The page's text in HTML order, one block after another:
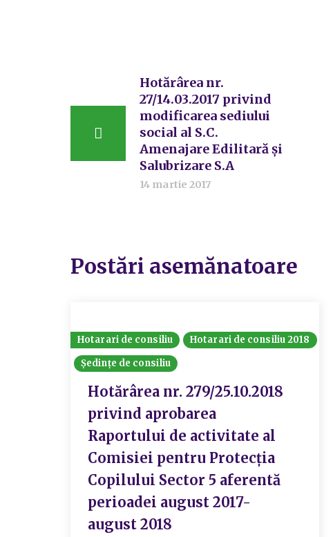
Hotărârea nr.
27/14.03.2017 privind
modificarea sediului
social al S.C.
Amenajare Edilitară și
Salubrizare S.A
14 martie 2017
Postări asemănatoare
Hotarari de consiliu
Hotarari de consiliu 2018
Ședințe de consiliu
Hotărârea nr. 279/25.10.2018
privind aprobarea
Raportului de activitate al
Comisiei pentru Protecția
Copilului Sector 5 aferentă
perioadei august 2017-
august 2018